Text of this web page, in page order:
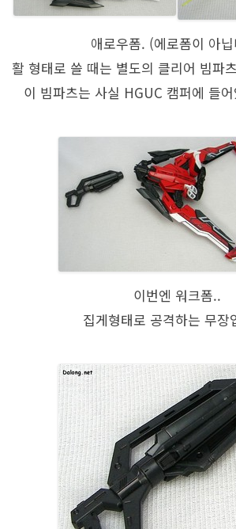
애로우폼. (에로폼이 아
활 형태로 쓸 때는 별도의 클리어 빔파
이 빔파츠는 사실 HGUC 캠퍼에 들
이번엔 워크폼..
집게형태로 공격하는 무장